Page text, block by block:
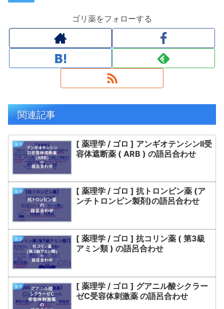
ゴリ薬をフォローする
関連記事
薬理
[ 薬理学 / ゴロ ] アンギオテンシンII受
容体遮断薬 ( ARB ) の語呂合わせ
薬理
[ 薬理学 / ゴロ ] 抗トロンビン薬 (ア
ンチトロンビン製剤)の語呂合わせ
薬理
[ 薬理学 / ゴロ ] 抗コリン薬 ( 第3級
アミン類 ) の語呂合わせ
薬理
[ 薬理学 / ゴロ ] グアニル酸シクラー
ゼC受容体刺激薬 の語呂合わせ